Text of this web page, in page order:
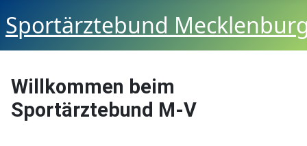
Sportärztebund
Willkommen beim
Sportärztebund M-V